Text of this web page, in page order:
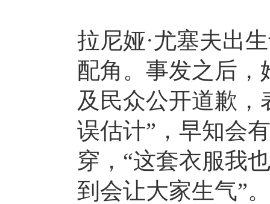
拉尼娅·尤塞夫出
配角。事发之后，
及民众公开道歉，
误估计”，早知会
穿，“这套衣服我
到会让大家生气”